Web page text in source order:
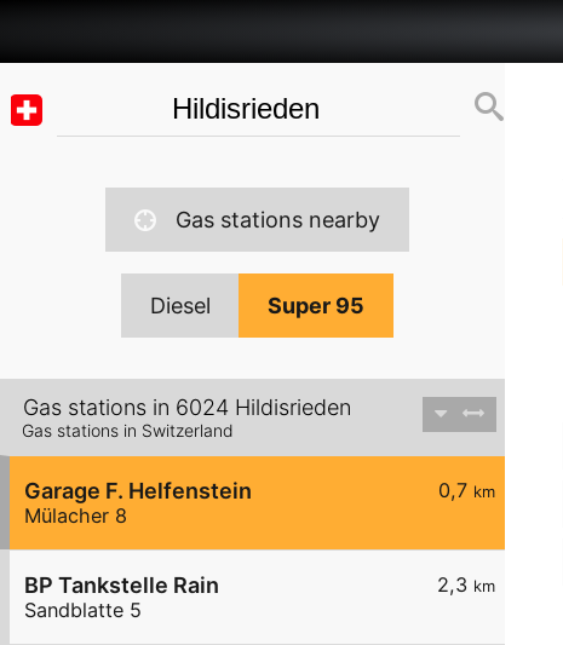
Gas stations nearby
Diesel Super 95
Gas stations in 6024 Hildisrieden
Gas stations in Switzerland
0,7 km
Garage F. Helfenstein
Mülacher 8
2,3 km
BP Tankstelle Rain
Sandblatte 5